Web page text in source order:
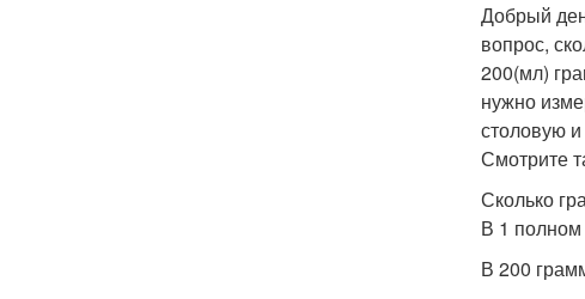
Добрый
вопрос,
200(мл)
нужно
столовую
Смотрите
Сколько
В 1 полном
В 200